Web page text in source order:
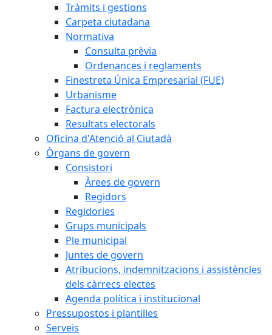
Tràmits i gestions
Carpeta ciutadana
Normativa
Consulta prèvia
Ordenances i reglaments
Finestreta Única Empresarial (FUE)
Urbanisme
Factura electrònica
Resultats electorals
Oficina d'Atenció al Ciutadà
Òrgans de govern
Consistori
Àrees de govern
Regidors
Regidories
Grups municipals
Ple municipal
Juntes de govern
Atribucions, indemnitzacions i assistències
dels càrrecs electes
Agenda política i institucional
Pressupostos i plantilles
Serveis